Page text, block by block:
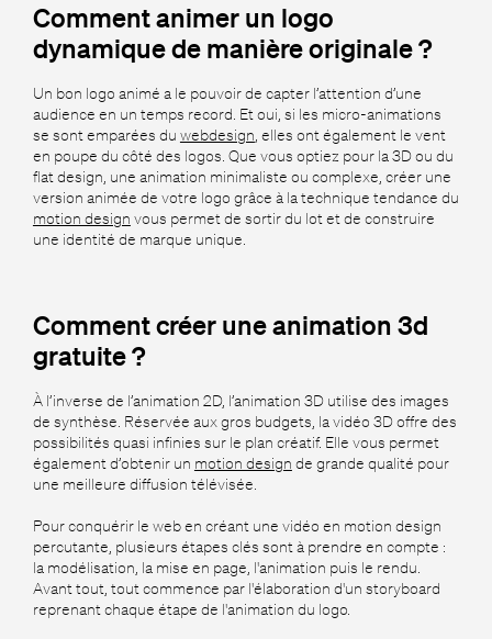
Comment animer un logo
dynamique de manière originale ?
Un bon logo animé a le pouvoir de capter l’attention d’une
audience en un temps record. Et oui, si les micro-animations
se sont emparées du webdesign, elles ont également le vent
en poupe du côté des logos. Que vous optiez pour la 3D ou du
flat design, une animation minimaliste ou complexe, créer une
version animée de votre logo grâce à la technique tendance du
motion design vous permet de sortir du lot et de construire
une identité de marque unique.
Comment créer une animation 3d
gratuite ?
À l’inverse de l’animation 2D, l’animation 3D utilise des images
de synthèse. Réservée aux gros budgets, la vidéo 3D offre des
possibilités quasi infinies sur le plan créatif. Elle vous permet
également d’obtenir un motion design de grande qualité pour
une meilleure diffusion télévisée.
Pour conquérir le web en créant une vidéo en motion design
percutante, plusieurs étapes clés sont à prendre en compte :
la modélisation, la mise en page, l'animation puis le rendu.
Avant tout, tout commence par l'élaboration d'un storyboard
reprenant chaque étape de l'animation du logo.